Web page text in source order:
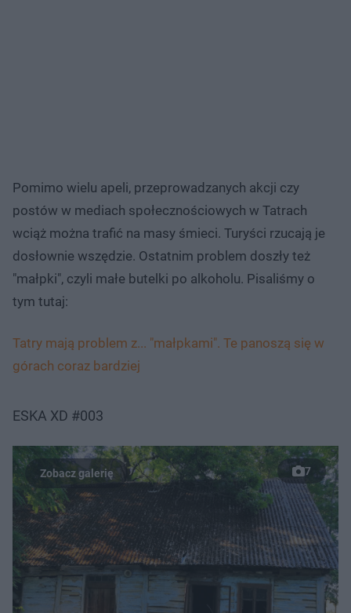
Pomimo wielu apeli, przeprowadzanych akcji czy
postów w mediach społecznościowych w Tatrach
wciąż można trafić na masy śmieci. Turyści rzucają je
dosłownie wszędzie. Ostatnim problem doszły też
"małpki", czyli małe butelki po alkoholu. Pisaliśmy o
tym tutaj:
Tatry mają problem z... "małpkami". Te panoszą się w
górach coraz bardziej
ESKA XD #003
7